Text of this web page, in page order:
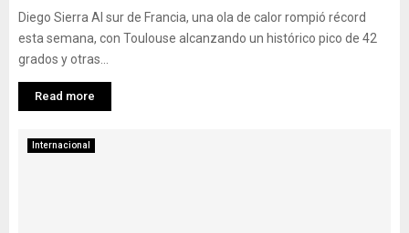
Diego Sierra Al sur de Francia, una ola de calor rompió récord
esta semana, con Toulouse alcanzando un histórico pico de 42
grados y otras...
Read more
Internacional